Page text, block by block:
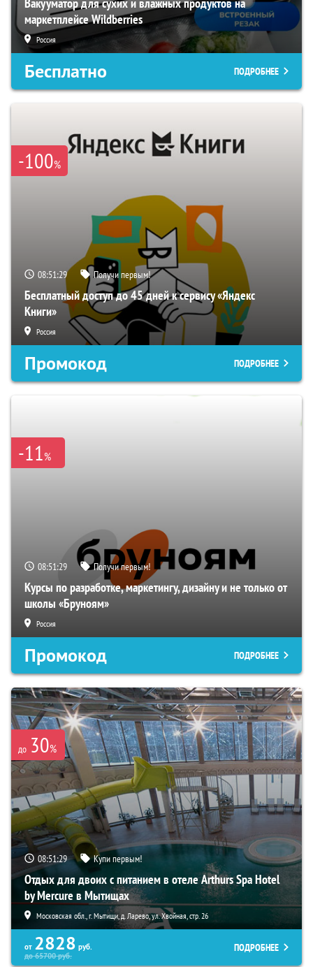
маркетплейсе Wildberries
Россия
Бесплатно ПОДРОБНЕЕ
-100%
08:51:28 Получи первым!
Бесплатный доступ до 45 дней к сервису «Яндекс
Книги»
Россия
Промокод ПОДРОБНЕЕ
-11%
08:51:28 Получи первым!
Курсы по разработке, маркетингу, дизайну и не только от
школы «Бруноям»
Россия
Промокод ПОДРОБНЕЕ
до 30%
08:51:28 Купи первым!
Отдых для двоих с питанием в отеле Arthurs Spa Hotel
by Mercure в Мытищах
Московская обл., г. Мытищи, д. Ларево, ул. Хвойная, стр. 26
от 2828 руб.
до65700руб.
ПОДРОБНЕЕ